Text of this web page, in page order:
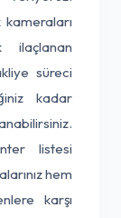
süreci
kadar
listesi
hem
karşı